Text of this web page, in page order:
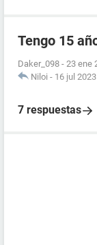
Tengo 15
Daker_098 - 23 ene
Niloi - 16 jul
7 respuestas